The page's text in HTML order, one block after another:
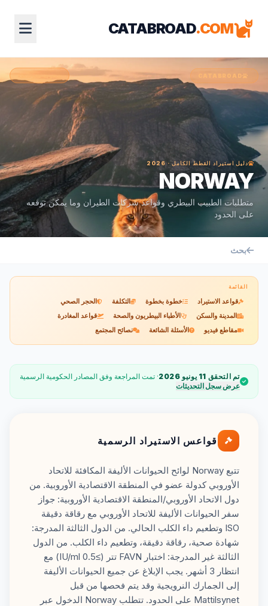
CATABROAD.COM
CATABROAD
دليل استيراد القطط الكامل · 2026
NORWAY
متطلبات الطبيب البيطري وقواعد شركات الطيران وما يمكن توقعه
على الحدود
بحث
القائمة
قواعد الاستيراد خطوة بخطوة التكلفة
الحجر الصحي
المدينة والسكن
الأطباء البيطريون والصحة
قواعد المغادرة
مقاطع فيديو
الأسئلة الشائعة نصائح المجتمع
تم التحقق 11 يونيو 2026
· تمت المراجعة وفق المصادر الحكومية الرسمية
عرض سجل التحديثات
قواعس الاستيراد الرسمية
تتبع Norway لوائح الحيوانات الأليفة المكافئة للاتحاد
الأوروبي كدولة عضو في المنطقة الاقتصادية الأوروبية. من
دول الاتحاد الأوروبي/المنطقة الاقتصادية الأوروبية: جواز
سفر الحيوانات الأليفة للاتحاد الأوروبي مع رقاقة دقيقة
ISO وتطعيم داء الكلب الحالي. من الدول الثالثة المدرجة:
شهادة صحية، رقاقة دقيقة، وتطعيم داء الكلب. من الدول
الثالثة غير المدرجة: اختبار FAVN تتر (≥0.5 IU/ml) مع
انتظار 3 أشهر. يجب الإبلاغ عن جميع الحيوانات الأليفة
إلى الجمارك النرويجية وقد يتم فحصها من قبل
Mattilsynet على الحدود. تتطلب Norway الدخول عبر